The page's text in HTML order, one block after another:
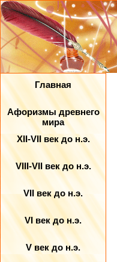
Главная
Афоризмы древнего
мира
XII-VII век до н.э.
VIII-VII век до н.э.
VII век до н.э.
VI век до н.э.
V век до н.э.